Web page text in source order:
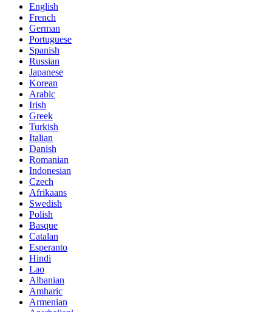
English
French
German
Portuguese
Spanish
Russian
Japanese
Korean
Arabic
Irish
Greek
Turkish
Italian
Danish
Romanian
Indonesian
Czech
Afrikaans
Swedish
Polish
Basque
Catalan
Esperanto
Hindi
Lao
Albanian
Amharic
Armenian